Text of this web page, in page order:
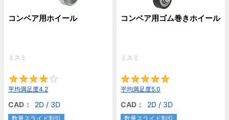
コンベア用ホイール
ミスミ
平均満足度4.2
CAD： 2D / 3D
数量スライド割引
コンベア用ゴム巻きホイール
ミスミ
平均満足度5.0
CAD： 2D / 3D
数量スライド割引